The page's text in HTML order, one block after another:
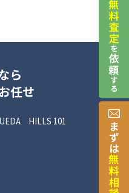
ら
任せ
HILLS 101